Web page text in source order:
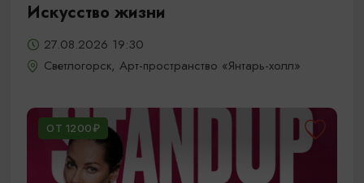
Искусство жизни
27.08.2026 19:30
Светлогорск, Арт-пространство «Янтарь-холл»
ОТ 1200₽